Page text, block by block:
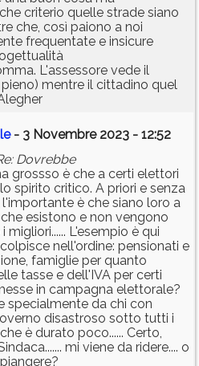
criterio quelle strade siano
che, così paiono a noi
frequentate e insicure
L'assessore vede il
mentre il cittadino quel
- 3 Novembre 2023 - 12:52
Dovrebbe
grossso è che a certi elettori
spirito critico. A priori e senza
è che siano loro a
esistono e non vengono
L'esempio è qui
nell'ordine: pensionati e
famiglie per quanto
tasse e dell'IVA per certi
in campagna elettorale?
specialmente da chi con
disastroso sotto tutti i
è durato poco...... Certo,
mi viene da ridere.... o